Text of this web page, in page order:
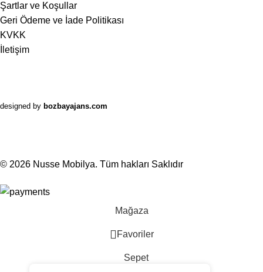
Şartlar ve Koşullar
Geri Ödeme ve İade Politikası
KVKK
İletişim
designed by bozbayajans.com
© 2026 Nusse Mobilya. Tüm hakları Saklıdır
Mağaza
Favoriler
Sepet